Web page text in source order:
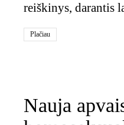
reiškinys, darantis
Plačiau
Nauja